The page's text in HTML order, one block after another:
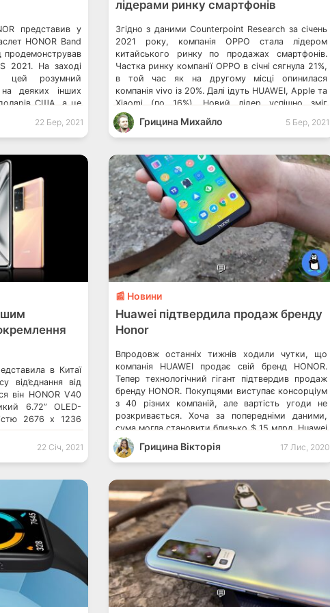
представив у
HONOR Band
продемонстрував
2021. На заході
цей розумний
деяких інших
США, а це
22 Бер, 2021
лідерами ринку смартфонів
Згідно з даними Counterpoint Research за січень
2021 року, компанія OPPO стала лідером
китайського ринку по продажах смартфонів.
Частка ринку компанії OPPO в січні сягнула 21%,
в той час як на другому місці опинилася
компанія vivo із 20%. Далі ідуть HUAWEI, Apple та
Xiaomi (по 16%). Новий лідер успішно зміг
зміцнити свої позиції у 2020 […]
Грицина Михайло 5 Бер, 2021
в Китаї
від’єднання від
він HONOR V40
6.72” OLED-
2676 х 1236
цього
120 Гц і
22 Січ, 2021
💬
📰 Новини
Huawei підтвердила продаж бренду
Honor
Впродовж останніх тижнів ходили чутки, що
компанія HUAWEI продає свій бренд HONOR.
Тепер технологічний гігант підтвердив продаж
бренду HONOR. Покупцями виступає консорціум
з 40 різних компаній, але вартість угоди не
розкривається. Хоча за попередніми даними,
сума могла становити близько $ 15 млрд. Huawei
випустить Hongmeng OS 2.0 у грудні і оновить
понад 90% смартфонів HONOR Band […]
Грицина Вікторія 17 Лис, 2020
💬